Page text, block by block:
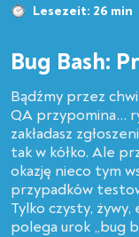
Lesezeit: 26 min
Bug Bash:
Bądźmy przez
QA przypomina...
zakładasz
tak w kółko. Ale
okazję nieco tym
przypadków
Tylko czysty, żywy,
polega urok „bug